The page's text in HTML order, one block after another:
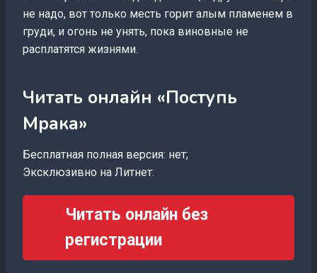
не надо, вот только месть горит алым пламенем в
груди, и огонь не унять, пока виновные не
расплатятся жизнями.
Читать онлайн «Поступь
Мрака»
Бесплатная полная версия: нет;
Эксклюзивно на Литнет:
Читать онлайн без
регистрации